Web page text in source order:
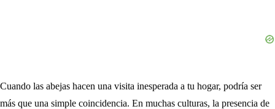
Cuando las abejas hacen una visita inesperada a tu hogar, podría ser
más que una simple coincidencia. En muchas culturas, la presencia de